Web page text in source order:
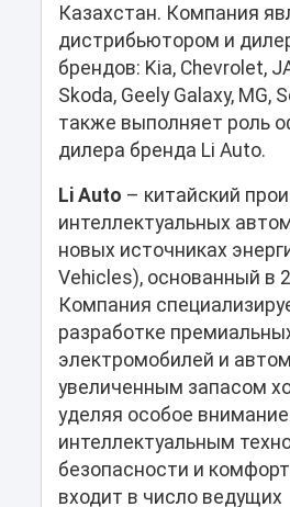
Казахстан. Компания
дистрибьютором и
брендов: Kia, Chevrolet,
Skoda, Geely Galaxy, MG,
также выполняет роль
дилера бренда Li Auto.
Li Auto – китайский
интеллектуальных
новых источниках
Vehicles), основанный в
Компания
разработке
электромобилей и
увеличенным запасом
уделяя особое внимание
интеллектуальным
безопасности и
входит в число ведущих